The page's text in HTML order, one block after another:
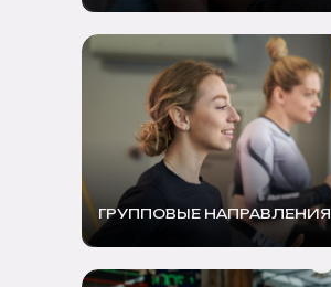
ГРУППОВЫЕ НАПРАВЛЕНИЯ